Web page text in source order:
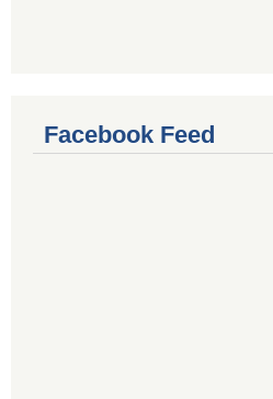
Facebook Feed